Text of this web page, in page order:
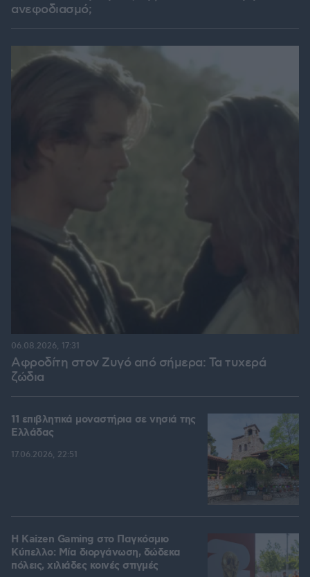
ανεφοδιασμό;
Αφροδίτη στον Ζυγό από σήμερα: Τα τυχερά
ζώδια
06.08.2026, 17:31
11 επιβλητικά μοναστήρια σε νησιά της
Ελλάδας
17.06.2026, 22:51
H Kaizen Gaming στο Παγκόσμιο
Kύπελλο: Μία διοργάνωση, δώδεκα
πόλεις, χιλιάδες κοινές στιγμές